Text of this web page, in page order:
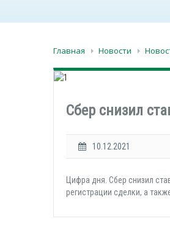
Главная Новости
Сбер снизил
10.12.2021
Цифра дня. Сбер снизил
регистрации сделки, а